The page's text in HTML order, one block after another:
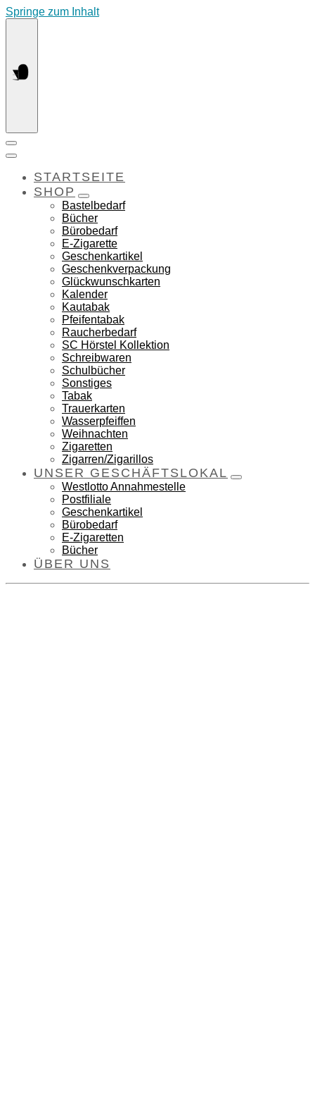
Springe zum Inhalt
STARTSEITE
SHOP
Bastelbedarf
Bücher
Bürobedarf
E-Zigarette
Geschenkartikel
Geschenkverpackung
Glückwunschkarten
Kalender
Kautabak
Pfeifentabak
Raucherbedarf
SC Hörstel Kollektion
Schreibwaren
Schulbücher
Sonstiges
Tabak
Trauerkarten
Wasserpfeiffen
Weihnachten
Zigaretten
Zigarren/Zigarillos
UNSER GESCHÄFTSLOKAL
Westlotto Annahmestelle
Postfiliale
Geschenkartikel
Bürobedarf
E-Zigaretten
Bücher
ÜBER UNS